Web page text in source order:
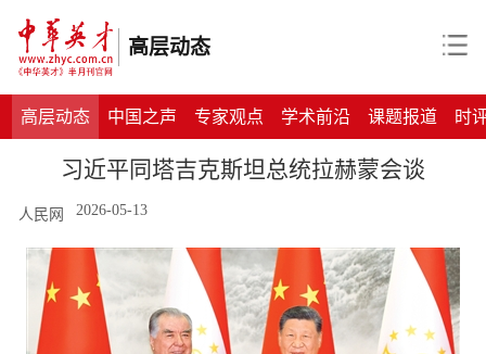
高层动态
高层动态 中国之声 专家观点 学术前沿 课题报道 时
习近平同塔吉克斯坦总统拉赫蒙会谈
人民网 2026-05-13